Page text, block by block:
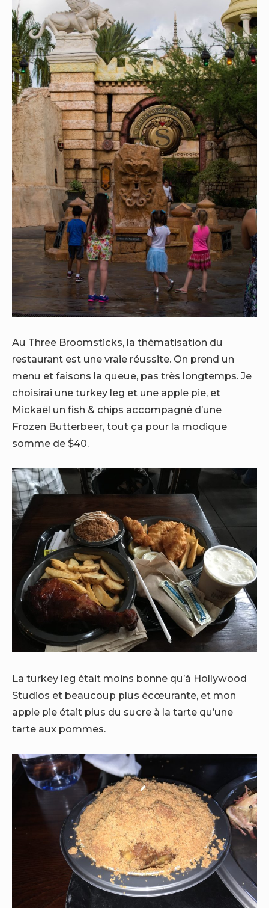
Au Three Broomsticks, la thématisation du
restaurant est une vraie réussite. On prend un
menu et faisons la queue, pas très longtemps. Je
choisirai une turkey leg et une apple pie, et
Mickaël un fish & chips accompagné d’une
Frozen Butterbeer, tout ça pour la modique
somme de $40.
La turkey leg était moins bonne qu’à Hollywood
Studios et beaucoup plus écœurante, et mon
apple pie était plus du sucre à la tarte qu’une
tarte aux pommes.